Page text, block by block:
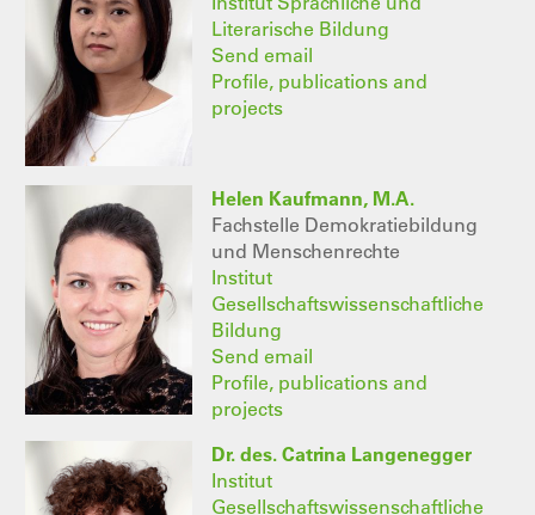
Literarische Bildung
Send email
Profile, publications and
projects
Helen Kaufmann, M.A.
Fachstelle Demokratiebildung
und Menschenrechte
Institut
Gesellschaftswissenschaftliche
Bildung
Send email
Profile, publications and
projects
Dr. des. Catrina Langenegger
Institut
Gesellschaftswissenschaftliche